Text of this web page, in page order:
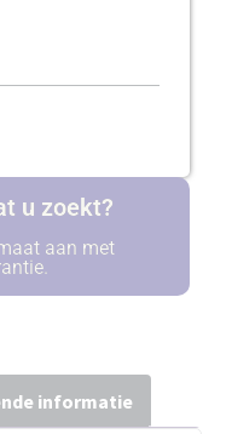
u zoekt?
aan met
informatie